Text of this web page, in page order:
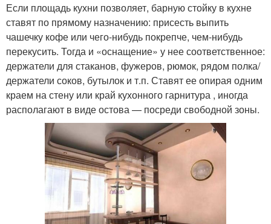
Если площадь кухни позволяет, барную стойку в кухне
ставят по прямому назначению: присесть выпить
чашечку кофе или чего-нибудь покрепче, чем-нибудь
перекусить. Тогда и «оснащение» у нее соответственное:
держатели для стаканов, фужеров, рюмок, рядом полка/
держатели соков, бутылок и т.п. Ставят ее опирая одним
краем на стену или край кухонного гарнитура , иногда
располагают в виде остова — посреди свободной зоны.